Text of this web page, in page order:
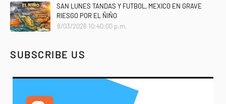
SAN LUNES TANDAS Y FUTBOL, MEXICO EN GRAVE
RIESGO POR EL ÑIÑO
8/03/2026 10:40:00 p.m.
SUBSCRIBE US